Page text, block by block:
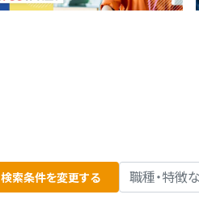
検索条件を変更する